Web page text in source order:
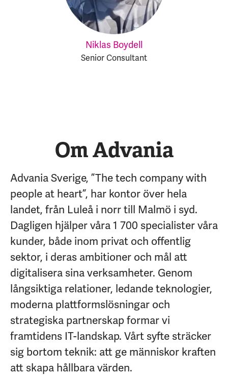
Niklas Boydell
Senior Consultant
Om Advania
Advania Sverige, ”The tech company with
people at heart”, har kontor över hela
landet, från Luleå i norr till Malmö i syd.
Dagligen hjälper våra 1 700 specialister våra
kunder, både inom privat och offentlig
sektor, i deras ambitioner och mål att
digitalisera sina verksamheter. Genom
långsiktiga relationer, ledande teknologier,
moderna plattformslösningar och
strategiska partnerskap formar vi
framtidens IT-landskap. Vårt syfte sträcker
sig bortom teknik: att ge människor kraften
att skapa hållbara värden.